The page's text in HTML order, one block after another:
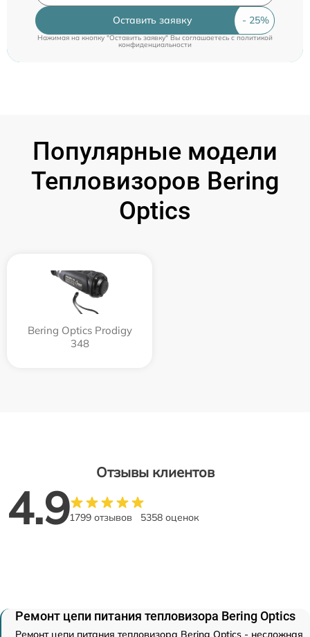
Оставить заявку
Нажимая на кнопку "Оставить заявку" Вы соглашаетесь cполитикой
конфиденциальности
Популярные модели
Тепловизоров Bering
Optics
Bering Optics Prodigy
348
Отзывы клиентов
4.91799 отзывов 5358 оценок
Ремонт цепи питания тепловизора Bering Optics
Ремонт цепи питания тепловизора Bering Optics - несложная